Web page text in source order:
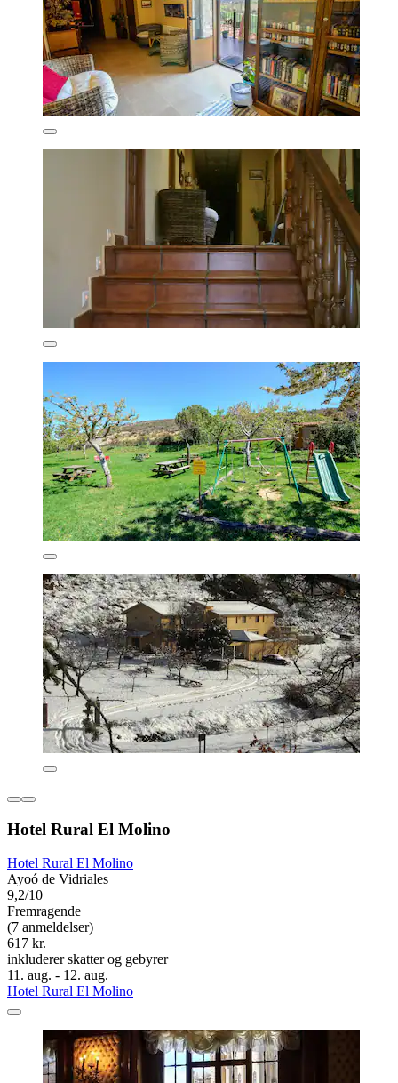
Hotel Rural El Molino
Hotel Rural El Molino
Ayoó de Vidriales
9,2/10
Fremragende
(7 anmeldelser)
617 kr.
inkluderer skatter og gebyrer
11. aug. - 12. aug.
Hotel Rural El Molino